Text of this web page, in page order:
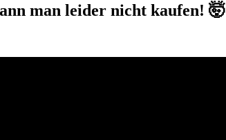
man leider nicht kaufen! 🤯